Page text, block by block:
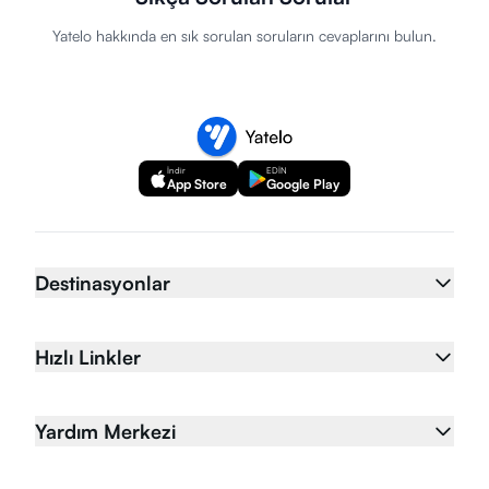
Yatelo hakkında en sık sorulan soruların cevaplarını bulun.
İndir
App Store
EDİN
Google Play
Destinasyonlar
Hızlı Linkler
Yardım Merkezi